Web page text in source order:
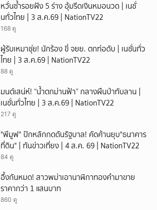
หวั่นซ้ำรอยฝัง 5 ร่าง อุ้มรีดเงินหมอนวด | เนชั่
นทั่วไทย | 3 ส.ค.69 | NationTV22
168 ดู
ผู้รับเหมาชุ่ย! นักร้อง ขี่ จยย. ตกท่อดับ | เนชั่นทั่ว
ไทย | 3 ส.ค.69 | NationTV22
88 ดู
มนต์เสน่ห์! “น้ำตกม่านฟ้า” กลางผืนป่าทับลาน |
เนชั่นทั่วไทย | 3 ส.ค.69 | NationTV22
217 ดู
"พีมูฟ" ปักหลักกดดันรัฐบาล! คัดค้านยุบ"ธนาคาร
ที่ดิน" | ทันข่าวเที่ยง | 4 ส.ค. 69 | NationTV22
84 ดู
อึ้งกันหมด! สาวพม่าเอานาฬิกาทองคำมาขาย
ราคากว่า 1 แสนบาท
860 ดู